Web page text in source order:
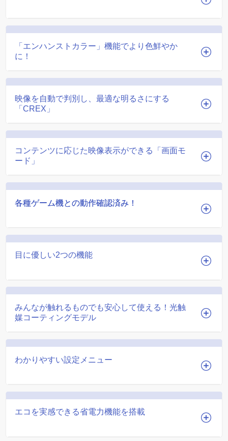
「エンハンストカラー」機能でより色鮮やか
に！
映像を自動で判別し、最適な明るさにする
「CREX」
コンテンツに応じた映像表示ができる「画面モ
ード」
各種ゲーム機との動作確認済み！
各種ゲーム機との動作確認済み！
目に優しい2つの機能
みんなが触れるものでも安心して使える！光触
媒コーティングモデル
わかりやすい設定メニュー
エコを実感できる省電力機能を搭載